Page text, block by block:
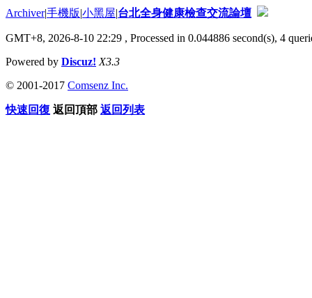
Archiver|手機版|小黑屋|台北全身健康檢查交流論壇
GMT+8, 2026-8-10 22:29 , Processed in 0.044886 second(s), 4
Powered by Discuz! X3.3
© 2001-2017 Comsenz Inc.
快速回復 返回頂部 返回列表